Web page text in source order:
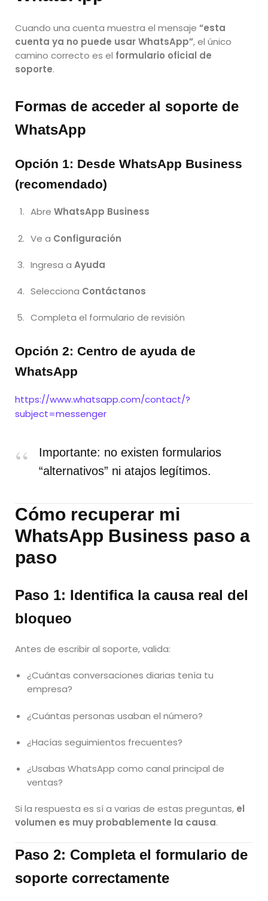
Cuando una cuenta muestra el mensaje “esta
cuenta ya no puede usar WhatsApp”, el único
camino correcto es el formulario oficial de
soporte.
Formas de acceder al soporte de
WhatsApp
Opción 1: Desde WhatsApp Business
(recomendado)
Abre WhatsApp Business
Ve a Configuración
Ingresa a Ayuda
Selecciona Contáctanos
Completa el formulario de revisión
Opción 2: Centro de ayuda de
WhatsApp
https://www.whatsapp.com/contact/?
subject=messenger
Importante: no existen formularios
“alternativos” ni atajos legítimos.
Cómo recuperar mi
WhatsApp Business paso a
paso
Paso 1: Identifica la causa real del
bloqueo
Antes de escribir al soporte, valida:
¿Cuántas conversaciones diarias tenía tu
empresa?
¿Cuántas personas usaban el número?
¿Hacías seguimientos frecuentes?
¿Usabas WhatsApp como canal principal de
ventas?
Si la respuesta es sí a varias de estas preguntas, el
volumen es muy probablemente la causa.
Paso 2: Completa el formulario de
soporte correctamente